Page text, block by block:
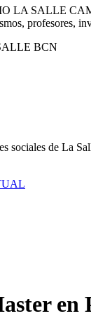
LA SALLE
profesores,
BCN
sociales de La
en